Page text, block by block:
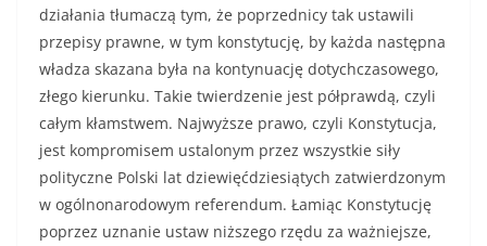
działania tłumaczą tym, że poprzednicy tak ustawili
przepisy prawne, w tym konstytucję, by każda następna
władza skazana była na kontynuację dotychczasowego,
złego kierunku. Takie twierdzenie jest półprawdą, czyli
całym kłamstwem. Najwyższe prawo, czyli Konstytucja,
jest kompromisem ustalonym przez wszystkie siły
polityczne Polski lat dziewięćdziesiątych zatwierdzonym
w ogólnonarodowym referendum. Łamiąc Konstytucję
poprzez uznanie ustaw niższego rzędu za ważniejsze,